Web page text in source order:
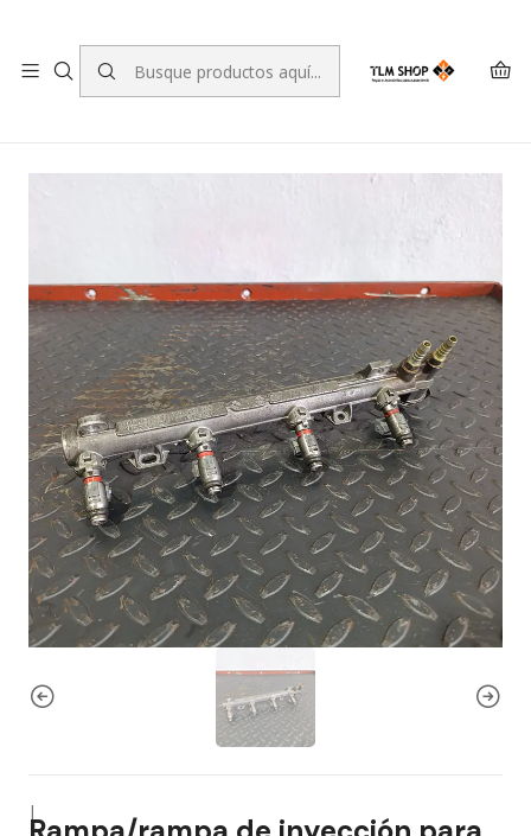
Inicio TIENDA ONLINE motores
Rampa/rampa de inyección para Volkswagen Golf IV 036
133 319
|